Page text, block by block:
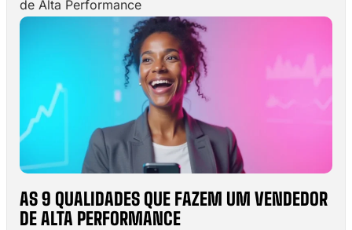
de Alta Performance
AS 9 QUALIDADES QUE FAZEM UM VENDEDOR
DE ALTA PERFORMANCE